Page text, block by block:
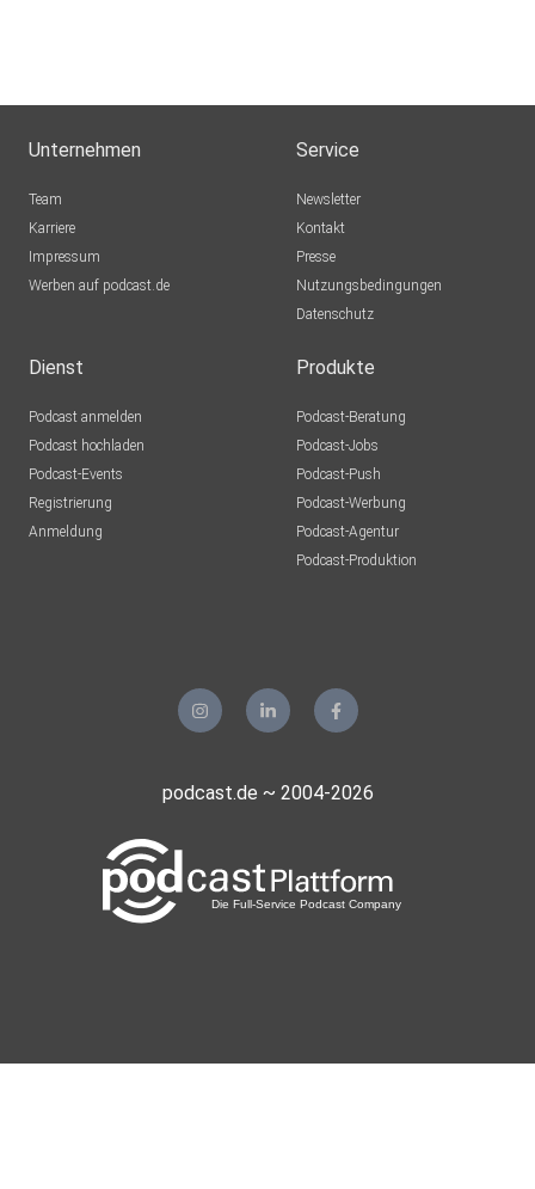
Unternehmen
Team
Karriere
Impressum
Werben auf podcast.de
Service
Newsletter
Kontakt
Presse
Nutzungsbedingungen
Datenschutz
Dienst
Podcast anmelden
Podcast hochladen
Podcast-Events
Registrierung
Anmeldung
Produkte
Podcast-Beratung
Podcast-Jobs
Podcast-Push
Podcast-Werbung
Podcast-Agentur
Podcast-Produktion
podcast.de ~ 2004-2026